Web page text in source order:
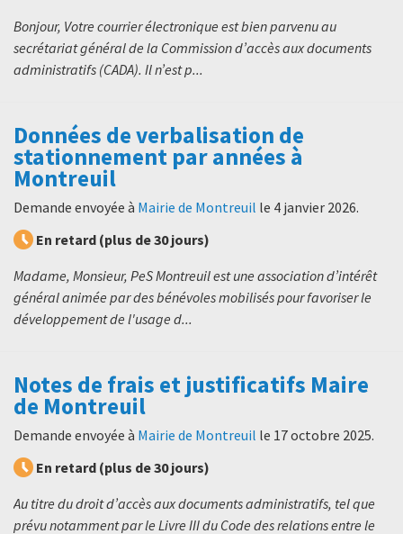
Bonjour, Votre courrier électronique est bien parvenu au
secrétariat général de la Commission d’accès aux documents
administratifs (CADA). Il n’est p...
Données de verbalisation de
stationnement par années à
Montreuil
Demande envoyée à Mairie de Montreuil le 4 janvier 2026.
En retard (plus de 30 jours)
Madame, Monsieur, PeS Montreuil est une association d’intérêt
général animée par des bénévoles mobilisés pour favoriser le
développement de l'usage d...
Notes de frais et justificatifs Maire
de Montreuil
Demande envoyée à Mairie de Montreuil le 17 octobre 2025.
En retard (plus de 30 jours)
Au titre du droit d’accès aux documents administratifs, tel que
prévu notamment par le Livre III du Code des relations entre le